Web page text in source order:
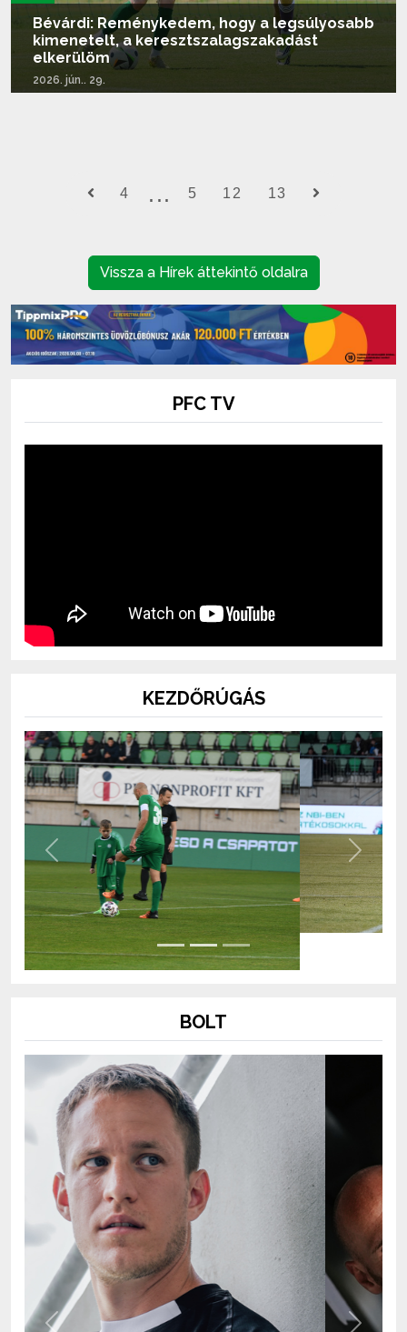
Bévárdi: Reménykedem, hogy a legsúlyosabb
kimenetelt, a keresztszalagszakadást
elkerülöm
2026. jún.. 29.
4 5 12 13
Vissza a Hírek áttekintő oldalra
PFC TV
KEZDŐRÚGÁS
Previous Next
Previous Next